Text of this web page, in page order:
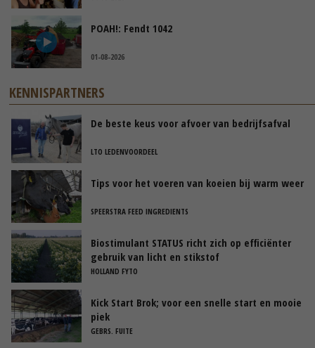
POAH!: Fendt 1042
01-08-2026
KENNISPARTNERS
De beste keus voor afvoer van bedrijfsafval
LTO LEDENVOORDEEL
Tips voor het voeren van koeien bij warm weer
SPEERSTRA FEED INGREDIENTS
Biostimulant STATUS richt zich op efficiënter
gebruik van licht en stikstof
HOLLAND FYTO
Kick Start Brok; voor een snelle start en mooie
piek
GEBRS. FUITE